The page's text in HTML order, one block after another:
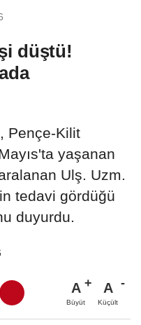
düştü!
Pençe-Kilit
yaşanan
Ulş. Uzm.
tedavi gördüğü
duyurdu.
A
Büyüt
A
Küçült